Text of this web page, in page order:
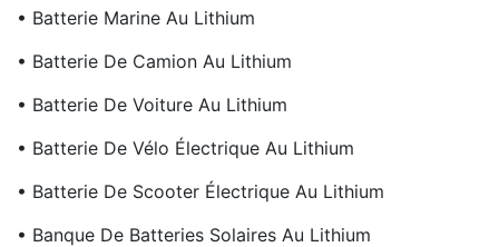
• Batterie Marine Au Lithium
• Batterie De Camion Au Lithium
• Batterie De Voiture Au Lithium
• Batterie De Vélo Électrique Au Lithium
• Batterie De Scooter Électrique Au Lithium
• Banque De Batteries Solaires Au Lithium